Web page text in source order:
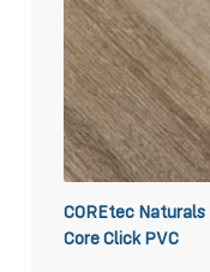
COREtec Naturals
Core Click PVC